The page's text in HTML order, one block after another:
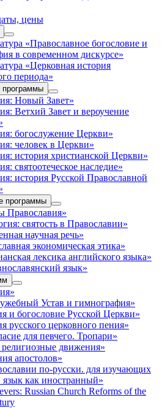
цены
«Православное богословие и
в современном дискурсе»
«Церковная история
периода»
программы
Новый Завет»
Ветхий Завет и вероучение
богослужение Церкви»
человек в Церкви»
история христианской Церкви»
святоотеческое наследие»
история Русской Православной
программы
Православия»
святость в Православии»
научная речь»
экономическая этика»
лексика английского языка»
язык»
Устав и гимнография»
и богословие Русской Церкви»
русского церковного пения»
для певчего. Тропари»
движения»
апостолов»
по-русски. для изучающих
язык как иностранный»
Russian Church Reforms of the